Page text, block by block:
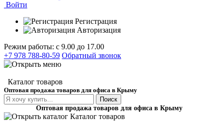
Войти
Регистрация
Авторизация
Режим работы: с 9.00 до 17.00
+7 978 788-80-59 Обратный звонок
Каталог товаров
Оптовая продажа товаров для офиса в Крыму
Поиск
Оптовая продажа товаров для офиса в Крыму
Каталог товаров